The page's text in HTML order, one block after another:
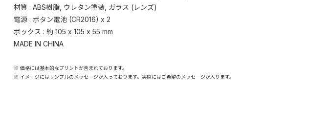
材質 : ABS樹脂, ウレタン塗装, ガラス (レンズ)
電源 : ボタン電池 (CR2016) x 2
ボックス : 約 105 x 105 x 55 mm
MADE IN CHINA
※ 価格には基本的なプリントが含まれております。
※ イメージにはサンプルのメッセージが入っております。実際にはご希望のメッセージが入ります。